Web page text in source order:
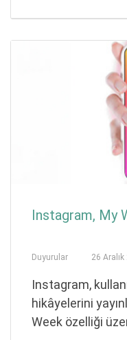
Instagram, My
Duyurular 26
Instagram,
hikâyelerini
Week özelliği